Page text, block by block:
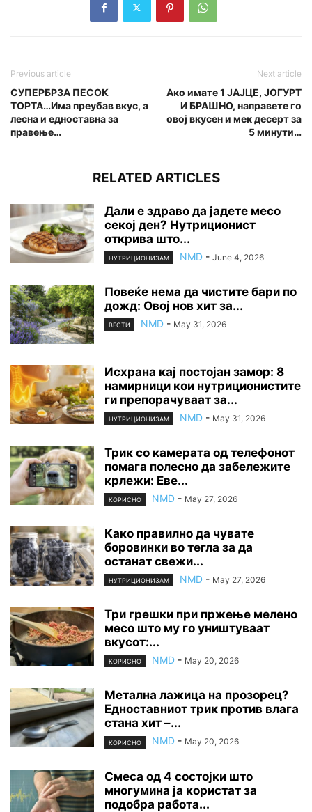
Previous article
СУПЕРБРЗА ПЕСОК
ТОРТА…Има преубав вкус, а
лесна и едноставна за
правење…
Next article
Ако имате 1 ЈАЈЦЕ, ЈОГУРТ
И БРАШНО, направете го
овој вкусен и мек десерт за
5 минути…
RELATED ARTICLES
Дали е здраво да јадете месо
секој ден? Нутриционист
открива што...
НУТРИЦИОНИЗАМ NMD - June 4, 2026
Повеќе нема да чистите бари по
дожд: Овој нов хит за...
ВЕСТИ NMD - May 31, 2026
Исхрана кај постојан замор: 8
намирници кои нутриционистите
ги препорачуваат за...
НУТРИЦИОНИЗАМ NMD - May 31, 2026
Трик со камерата од телефонот
помага полесно да забележите
крлежи: Еве...
КОРИСНО NMD - May 27, 2026
Како правилно да чувате
боровинки во тегла за да
останат свежи...
НУТРИЦИОНИЗАМ NMD - May 27, 2026
Три грешки при пржење мелено
месо што му го уништуваат
вкусот:...
КОРИСНО NMD - May 20, 2026
Метална лажица на прозорец?
Едноставниот трик против влага
стана хит –...
КОРИСНО NMD - May 20, 2026
Смеса од 4 состојки што
многумина ја користат за
подобра работа...